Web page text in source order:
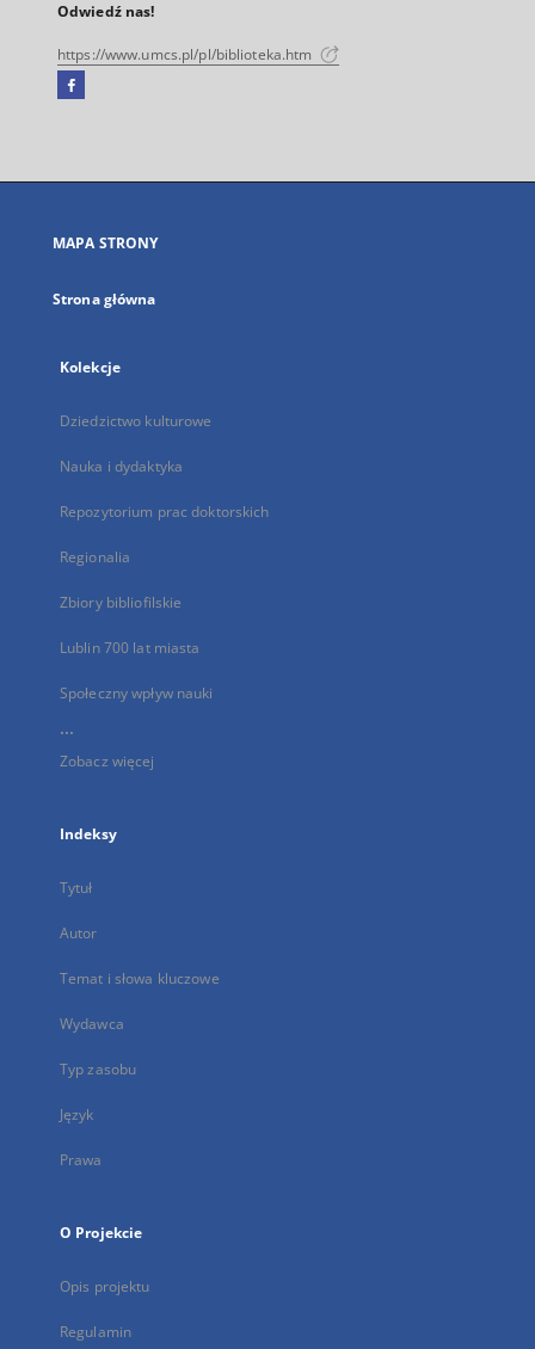
Odwiedź nas!
https://www.umcs.pl/pl/biblioteka.htm
Facebook
się
karcie
MAPA STRONY
Strona główna
Kolekcje
Dziedzictwo kulturowe
Nauka i dydaktyka
Repozytorium prac doktorskich
Regionalia
Zbiory bibliofilskie
Lublin 700 lat miasta
Społeczny wpływ nauki
...
Zobacz więcej
Indeksy
Tytuł
Autor
Temat i słowa kluczowe
Wydawca
Typ zasobu
Język
Prawa
O Projekcie
Opis projektu
Regulamin